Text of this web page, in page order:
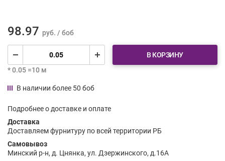
98.97 руб. / боб
В КОРЗИНУ
* 0.05 =10 м
В наличии более 50 боб
Подробнее о доставке и оплате
Доставка
Доставляем фурнитуру по всей территории РБ
Самовывоз
Минский р-н, д. Цнянка, ул. Дзержинского, д.16А